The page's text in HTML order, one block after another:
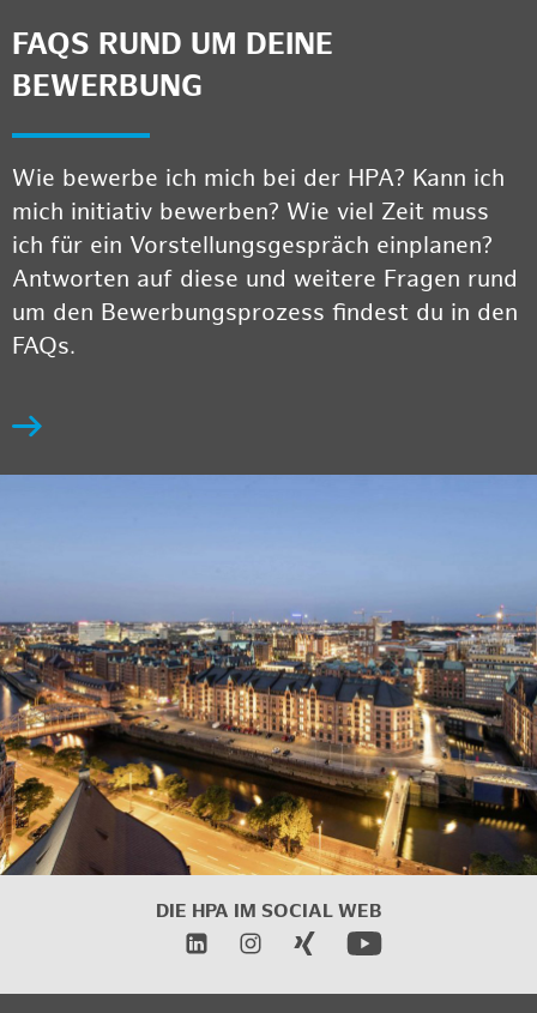
FAQS RUND UM DEINE
BEWERBUNG
Wie bewerbe ich mich bei der HPA? Kann ich
mich initiativ bewerben? Wie viel Zeit muss
ich für ein Vorstellungsgespräch einplanen?
Antworten auf diese und weitere Fragen rund
um den Bewerbungsprozess findest du in den
FAQs.
DIE HPA IM SOCIAL WEB